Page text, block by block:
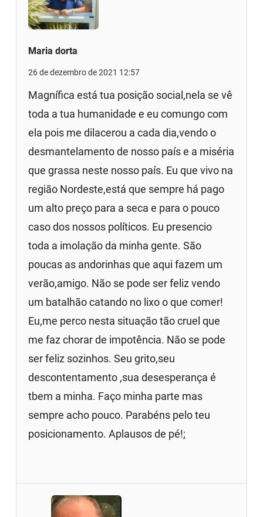
Maria dorta
26 de dezembro de 2021 12:57
Magnífica está tua posição social,nela se vê
toda a tua humanidade e eu comungo com
ela pois me dilacerou a cada dia,vendo o
desmantelamento de nosso país e a miséria
que grassa neste nosso país. Eu que vivo na
região Nordeste,está que sempre há pago
um alto preço para a seca e para o pouco
caso dos nossos políticos. Eu presencio
toda a imolação da minha gente. São
poucas as andorinhas que aqui fazem um
verão,amigo. Não se pode ser feliz vendo
um batalhão catando no lixo o que comer!
Eu,me perco nesta situação tão cruel que
me faz chorar de impotência. Não se pode
ser feliz sozinhos. Seu grito,seu
descontentamento ,sua desesperança é
tbem a minha. Faço minha parte mas
sempre acho pouco. Parabéns pelo teu
posicionamento. Aplausos de pé!;